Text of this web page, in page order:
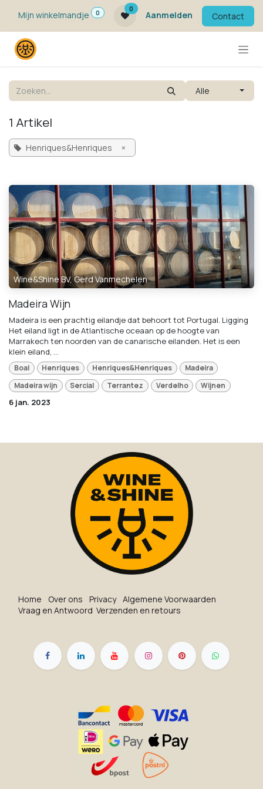
Mijn winkelmandje
0
0
Aanmelden Contact
Alle
1 Artikel
Henriques&Henriques ×
Wine&Shine BV, Gerd Vanmechelen
Madeira Wijn
Madeira is een prachtig eilandje dat behoort tot Portugal. Ligging
Het eiland ligt in de Atlantische oceaan op de hoogte van
Marrakech ten noorden van de canarische eilanden. Het is een
klein eiland, ...
Boal Henriques Henriques&Henriques
Madeira
Madeira wijn
Sercial Terrantez Verdelho Wijnen
6 jan. 2023
Ho​me O​ve​r on​s Privacy Algemene Voorwaarden
Vraag en Antwoord Verzenden en retours